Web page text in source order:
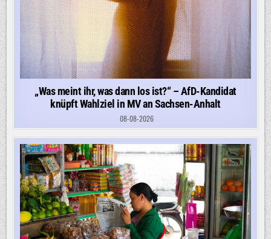
„Was meint ihr, was dann los ist?“ – AfD-Kandidat
knüpft Wahlziel in MV an Sachsen-Anhalt
08-08-2026